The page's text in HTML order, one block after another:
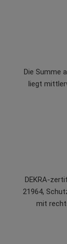
Die Summe
liegt
DEKRA-
21964,
mit